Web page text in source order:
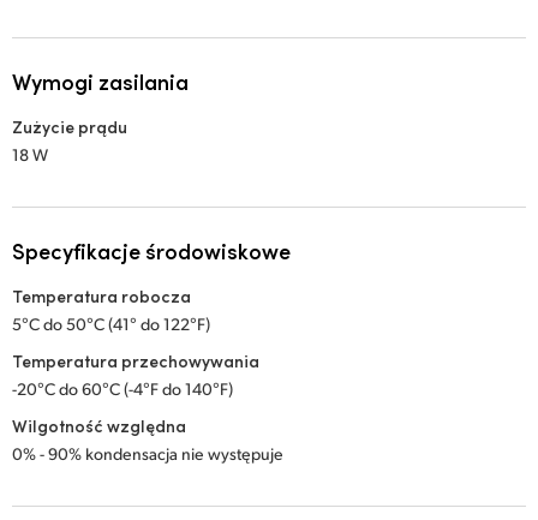
Wymogi zasilania
Zużycie prądu
18 W
Specyfikacje środowiskowe
Temperatura robocza
5°C do 50°C (41° do 122°F)
Temperatura przechowywania
-20°C do 60°C (-4°F do 140°F)
Wilgotność względna
0% - 90% kondensacja nie występuje